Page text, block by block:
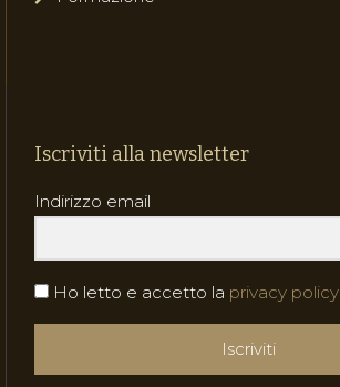
Iscriviti alla newsletter
Indirizzo email
Ho letto e accetto la privacy policy
Iscriviti